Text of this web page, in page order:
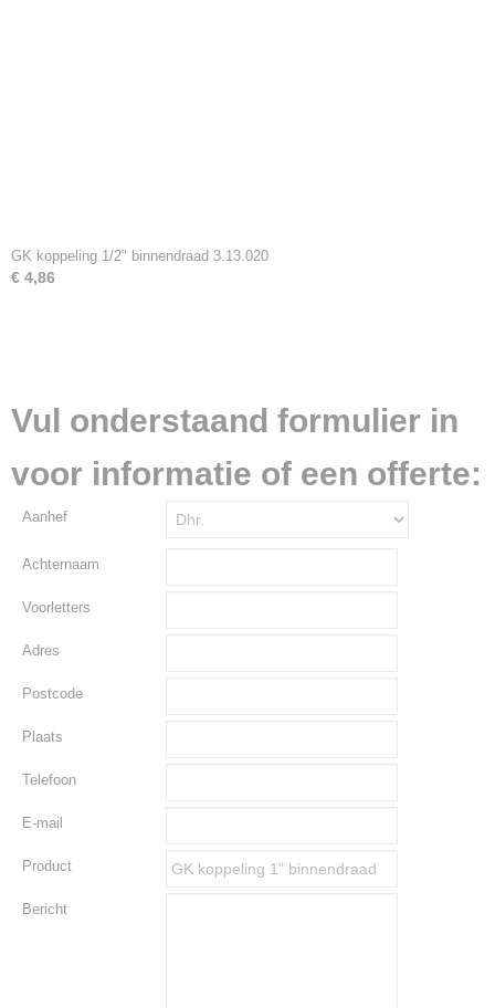
GK koppeling 1/2" binnendraad 3.13.020
€ 4,86
Vul onderstaand formulier in
voor informatie of een offerte:
Aanhef
Achternaam
Voorletters
Adres
Postcode
Plaats
Telefoon
E-mail
Product
Bericht